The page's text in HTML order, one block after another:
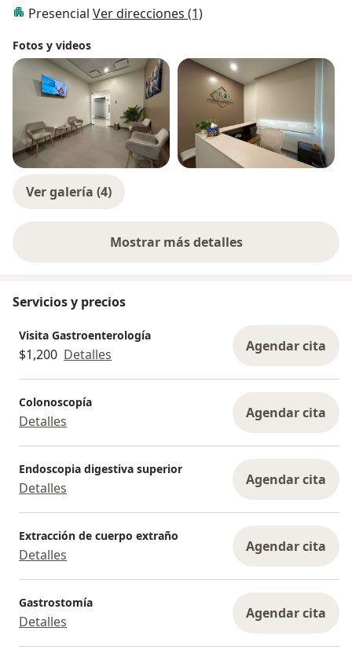
Presencial Ver direcciones (1)
Fotos y videos
Ver galería (4)
Mostrar más detalles
sobre la experiencia
Servicios y precios
Visita Gastroenterología
$1,200 Detalles Agendar cita
Colonoscopía
Detalles Agendar cita
Endoscopia digestiva superior
Detalles Agendar cita
Extracción de cuerpo extraño
Detalles Agendar cita
Gastrostomía
Detalles Agendar cita